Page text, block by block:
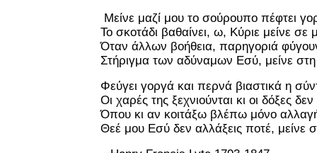
Μείνε μαζί μου το σούρουπο πέφτει
Το σκοτάδι βαθαίνει, ω, Κύριε μείνε
Όταν άλλων βοήθεια, παρηγοριά
Στήριγμα των αδύναμων Εσύ, μείνε στη
Φεύγει γοργά και περνά βιαστικά η
Οι χαρές της ξεχνιούνται κι οι δόξες
Όπου κι αν κοιτάξω βλέπω μόνο
Θεέ μου Εσύ δεν αλλάξεις ποτέ, μείνε